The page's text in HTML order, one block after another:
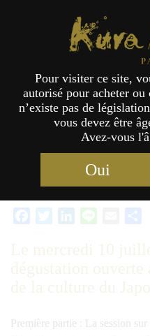
Le
Kura
,Actualités
Maison de la Culture du
FacebookTwitterLinkedIn Email
Première partie : La session
Kura
Pour visiter ce site,
autorisé pour acheter
n’existe pas de
vous devez être
Avez-vous
Oui